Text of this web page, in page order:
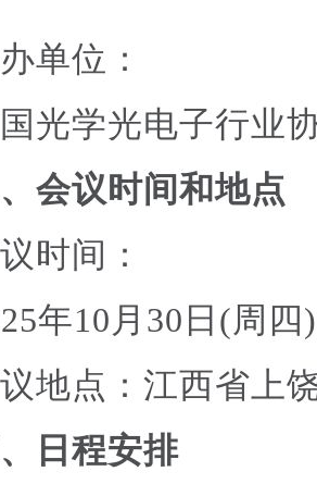
单位：
光学光电子行业
会议时间和地点
时间：
年10月30日(周
地点：江西省上
日程安排